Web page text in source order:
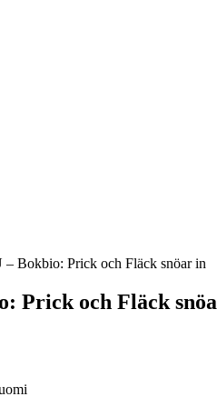
Bokbio: Prick och Fläck snöar in
Prick och Fläck